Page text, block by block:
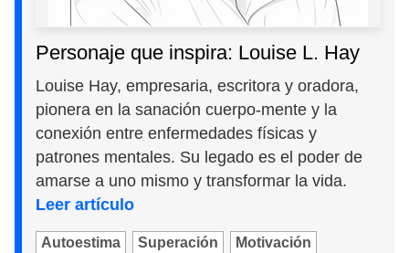
Personaje que inspira: Louise L. Hay
Louise Hay, empresaria, escritora y oradora,
pionera en la sanación cuerpo-mente y la
conexión entre enfermedades físicas y
patrones mentales. Su legado es el poder de
amarse a uno mismo y transformar la vida.
Leer artículo
Autoestima Superación Motivación